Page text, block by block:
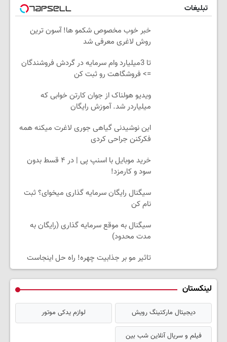
تبلیغات
خبر خوب مخصوص شکمو ها! آسون ترین
روش لاغری معرفی شد
تا 3میلیارد وام سرمایه در گردش فروشندگان
=> فروشگاهت رو ثبت کن
ویدیو هولناک از جوان کارتن خوابی که
میلیاردر شد. آموزش رایگان
این نوشیدنی گیاهی جوری لاغرت میکنه همه
فکرکنن جراحی کردی
خرید موبایل با اسنپ پی | در ۴ قسط بدون
سود و کارمزد!
سیگنال رایگان سرمایه گذاری میخوای؟ ثبت
نام کن
سیگنال به موقع سرمایه گذاری (رایگان به
مدت محدود)
تاثیر مو بر جذابیت چهره! راه حل اینجاست
لینکستان
دیجیتال مارکتینگ رویش لوازم یدکی موتور
فیلم و سریال آنلاین شب بین